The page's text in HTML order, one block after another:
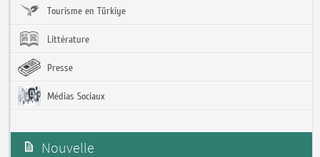
Tourisme en Türkiye
Littérature
Presse
Médias Sociaux
Nouvelle